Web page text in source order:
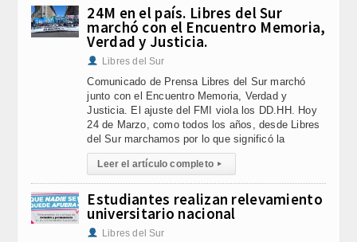
24M en el país. Libres del Sur
marchó con el Encuentro Memoria,
Verdad y Justicia.
Libres del Sur
Comunicado de Prensa Libres del Sur marchó
junto con el Encuentro Memoria, Verdad y
Justicia. El ajuste del FMI viola los DD.HH. Hoy
24 de Marzo, como todos los años, desde Libres
del Sur marchamos por lo que significó la
Leer el artículo completo ▸
Estudiantes realizan relevamiento
universitario nacional
Libres del Sur